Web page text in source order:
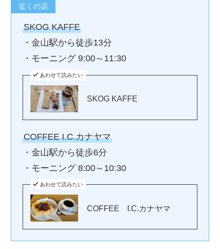
近くの店
SKOG KAFFE
・金山駅から徒歩13分
・モーニング 9:00～11:30
あわせて読みたい
SKOG KAFFE
COFFEE I.C.カナヤマ
・金山駅から徒歩6分
・モーニング 8:00～10:30
あわせて読みたい
COFFEE I.C.カナヤマ